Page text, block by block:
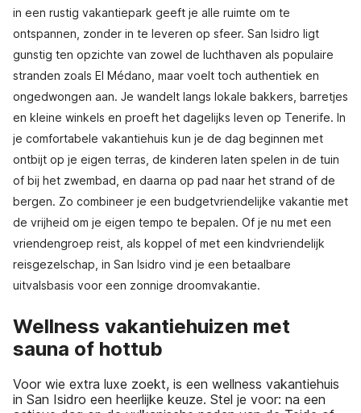
in een rustig vakantiepark geeft je alle ruimte om te
ontspannen, zonder in te leveren op sfeer. San Isidro ligt
gunstig ten opzichte van zowel de luchthaven als populaire
stranden zoals El Médano, maar voelt toch authentiek en
ongedwongen aan. Je wandelt langs lokale bakkers, barretjes
en kleine winkels en proeft het dagelijks leven op Tenerife. In
je comfortabele vakantiehuis kun je de dag beginnen met
ontbijt op je eigen terras, de kinderen laten spelen in de tuin
of bij het zwembad, en daarna op pad naar het strand of de
bergen. Zo combineer je een budgetvriendelijke vakantie met
de vrijheid om je eigen tempo te bepalen. Of je nu met een
vriendengroep reist, als koppel of met een kindvriendelijk
reisgezelschap, in San Isidro vind je een betaalbare
uitvalsbasis voor een zonnige droomvakantie.
Wellness vakantiehuizen met
sauna of hottub
Voor wie extra luxe zoekt, is een wellness vakantiehuis
in San Isidro een heerlijke keuze. Stel je voor: na een